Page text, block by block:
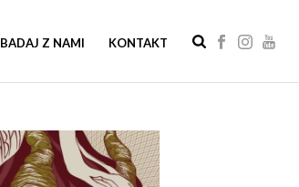
BADAJ Z NAMI KONTAKT